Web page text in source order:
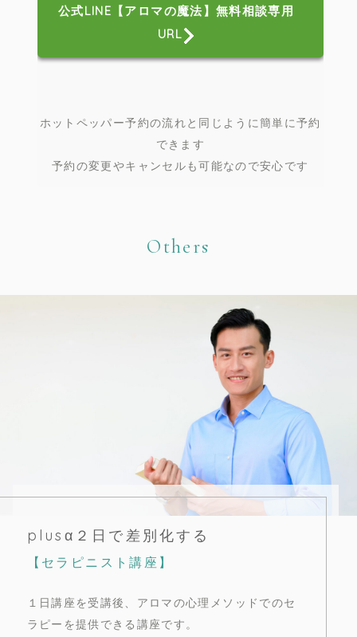
公式LINE【アロマの魔法】無料相談専用
URL
ホットペッパー予約の流れと同じように簡単に予約
できます
予約の変更やキャンセルも可能なので安心です
Others
plusα２日で差別化する
【セラピニスト講座】
１日講座を受講後、アロマの心理メソッドでのセ
ラピーを提供できる講座です。